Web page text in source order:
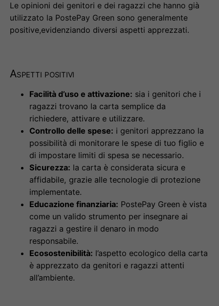
Le opinioni dei genitori e dei ragazzi che hanno già
utilizzato la PostePay Green sono generalmente
positive,evidenziando diversi aspetti apprezzati.
Aspetti positivi
Facilità d’uso e attivazione: sia i genitori che i
ragazzi trovano la carta semplice da
richiedere, attivare e utilizzare.
Controllo delle spese: i genitori apprezzano la
possibilità di monitorare le spese di tuo figlio e
di impostare limiti di spesa se necessario.
Sicurezza: la carta è considerata sicura e
affidabile, grazie alle tecnologie di protezione
implementate.
Educazione finanziaria: PostePay Green è vista
come un valido strumento per insegnare ai
ragazzi a gestire il denaro in modo
responsabile.
Ecosostenibilità: l’aspetto ecologico della carta
è apprezzato da genitori e ragazzi attenti
all’ambiente.